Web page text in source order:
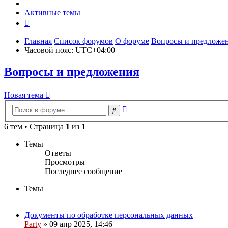
|
Активные темы
Главная Список форумов О форуме Вопросы и
Часовой пояс: UTC+04:00
Вопросы и предложения
Новая
тема
Новая тема
Поиск
6 тем • Страница 1 из 1
Темы
Ответы
Просмотры
Последнее сообщение
Темы
Документы по обработке персональных данных
Party » 09 апр 2025, 14:46